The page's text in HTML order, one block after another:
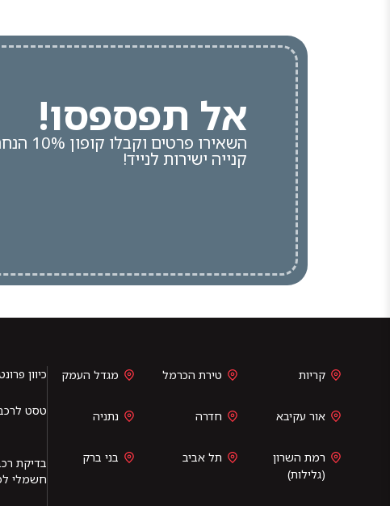
אל תפספסו!
השאירו
קנייה ישירות לנייד!
קריות טירת הכרמל מגדל העמק
אור עקיבא חדרה נתניה
רמת השרון
(גלילות)
תל אביב בני ברק
כיוון
טסט
בדיקת
חשמלי